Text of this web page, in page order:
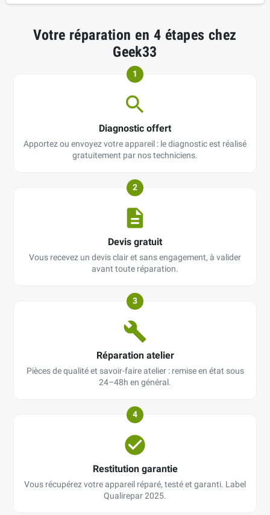
Votre réparation en 4 étapes chez
Geek33
1
Diagnostic offert
Apportez ou envoyez votre appareil : le diagnostic est réalisé
gratuitement par nos techniciens.
2
Devis gratuit
Vous recevez un devis clair et sans engagement, à valider
avant toute réparation.
3
Réparation atelier
Pièces de qualité et savoir-faire atelier : remise en état sous
24–48h en général.
4
Restitution garantie
Vous récupérez votre appareil réparé, testé et garanti. Label
Qualirepar 2025.